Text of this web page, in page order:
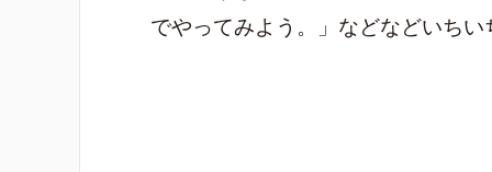
でやってみよう。」などなどいちい